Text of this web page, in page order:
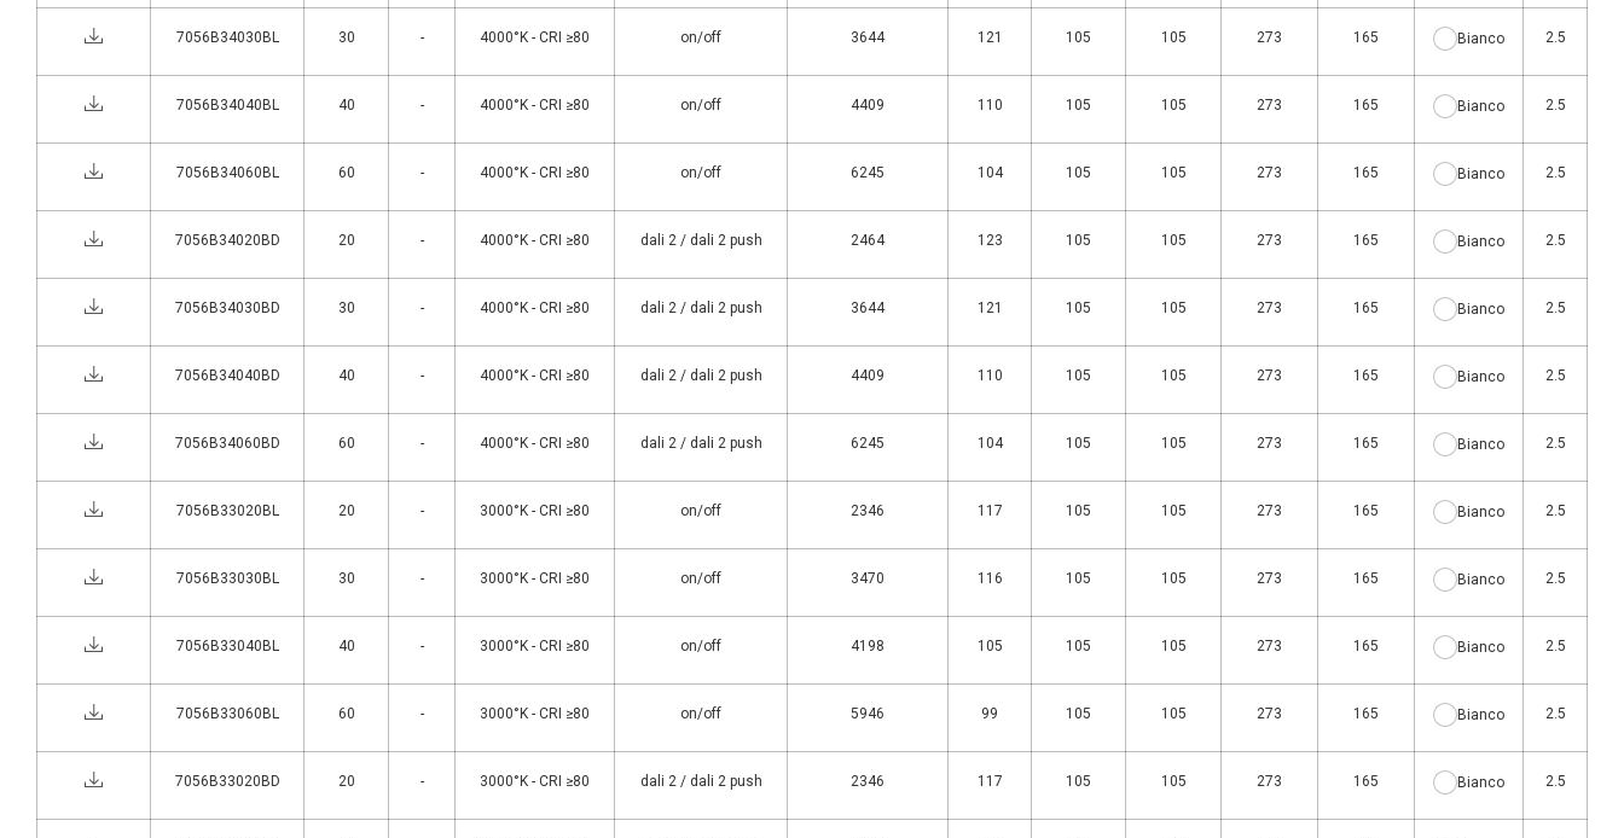
7056B34030BL 30 - 4000°K - CRI ≥80 on/off 3644 121 105 105 273 165 Bianco 2.5
7056B34040BL 40 - 4000°K - CRI ≥80 on/off 4409 110 105 105 273 165 Bianco 2.5
7056B34060BL 60 - 4000°K - CRI ≥80 on/off 6245 104 105 105 273 165 Bianco 2.5
7056B34020BD 20 - 4000°K - CRI ≥80 dali 2 / dali 2 push 2464 123 105 105 273 165 Bianco 2.5
7056B34030BD 30 - 4000°K - CRI ≥80 dali 2 / dali 2 push 3644 121 105 105 273 165 Bianco 2.5
7056B34040BD 40 - 4000°K - CRI ≥80 dali 2 / dali 2 push 4409 110 105 105 273 165 Bianco 2.5
7056B34060BD 60 - 4000°K - CRI ≥80 dali 2 / dali 2 push 6245 104 105 105 273 165 Bianco 2.5
7056B33020BL 20 - 3000°K - CRI ≥80 on/off 2346 117 105 105 273 165 Bianco 2.5
7056B33030BL 30 - 3000°K - CRI ≥80 on/off 3470 116 105 105 273 165 Bianco 2.5
7056B33040BL 40 - 3000°K - CRI ≥80 on/off 4198 105 105 105 273 165 Bianco 2.5
7056B33060BL 60 - 3000°K - CRI ≥80 on/off 5946 99 105 105 273 165 Bianco 2.5
7056B33020BD 20 - 3000°K - CRI ≥80 dali 2 / dali 2 push 2346 117 105 105 273 165 Bianco 2.5